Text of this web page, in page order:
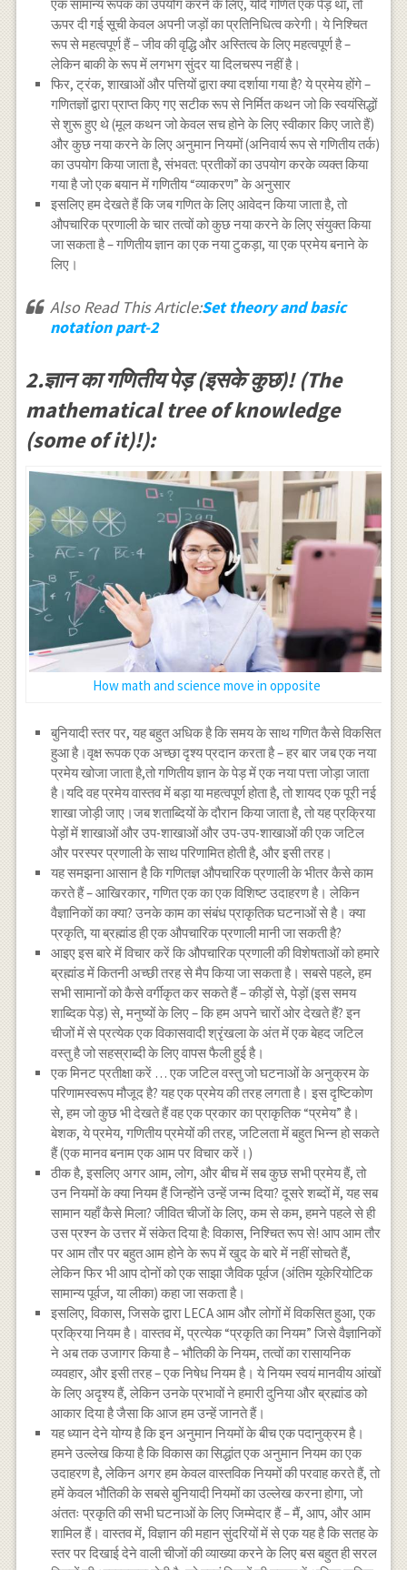
एक सामान्य रूपक का उपयोग करने के लिए, यदि गणित एक पेड़ था, तो
ऊपर दी गई सूची केवल अपनी जड़ों का प्रतिनिधित्व करेगी। ये निश्चित
रूप से महत्वपूर्ण हैं – जीव की वृद्धि और अस्तित्व के लिए महत्वपूर्ण है –
लेकिन बाकी के रूप में लगभग सुंदर या दिलचस्प नहीं है।
फिर, ट्रंक, शाखाओं और पत्तियों द्वारा क्या दर्शाया गया है? ये प्रमेय होंगे –
गणितज्ञों द्वारा प्राप्त किए गए सटीक रूप से निर्मित कथन जो कि स्वयंसिद्धों
से शुरू हुए थे (मूल कथन जो केवल सच होने के लिए स्वीकार किए जाते हैं)
और कुछ नया करने के लिए अनुमान नियमों (अनिवार्य रूप से गणितीय तर्क)
का उपयोग किया जाता है, संभवत: प्रतीकों का उपयोग करके व्यक्त किया
गया है जो एक बयान में गणितीय “व्याकरण” के अनुसार
इसलिए हम देखते हैं कि जब गणित के लिए आवेदन किया जाता है, तो
औपचारिक प्रणाली के चार तत्वों को कुछ नया करने के लिए संयुक्त किया
जा सकता है – गणितीय ज्ञान का एक नया टुकड़ा, या एक प्रमेय बनाने के
लिए।
Also Read This Article:Set theory and basic
notation part-2
2.ज्ञान का गणितीय पेड़ (इसके कुछ)! (The
mathematical tree of knowledge
(some of it)!):
How math and science move in opposite
बुनियादी स्तर पर, यह बहुत अधिक है कि समय के साथ गणित कैसे विकसित
हुआ है।वृक्ष रूपक एक अच्छा दृश्य प्रदान करता है – हर बार जब एक नया
प्रमेय खोजा जाता है,तो गणितीय ज्ञान के पेड़ में एक नया पत्ता जोड़ा जाता
है।यदि वह प्रमेय वास्तव में बड़ा या महत्वपूर्ण होता है, तो शायद एक पूरी नई
शाखा जोड़ी जाए।जब शताब्दियों के दौरान किया जाता है, तो यह प्रक्रिया
पेड़ों में शाखाओं और उप-शाखाओं और उप-उप-शाखाओं की एक जटिल
और परस्पर प्रणाली के साथ परिणामित होती है, और इसी तरह।
यह समझना आसान है कि गणितज्ञ औपचारिक प्रणाली के भीतर कैसे काम
करते हैं – आखिरकार, गणित एक का एक विशिष्ट उदाहरण है। लेकिन
वैज्ञानिकों का क्या? उनके काम का संबंध प्राकृतिक घटनाओं से है। क्या
प्रकृति, या ब्रह्मांड ही एक औपचारिक प्रणाली मानी जा सकती है?
आइए इस बारे में विचार करें कि औपचारिक प्रणाली की विशेषताओं को हमारे
ब्रह्मांड में कितनी अच्छी तरह से मैप किया जा सकता है। सबसे पहले, हम
सभी सामानों को कैसे वर्गीकृत कर सकते हैं – कीड़ों से, पेड़ों (इस समय
शाब्दिक पेड़) से, मनुष्यों के लिए – कि हम अपने चारों ओर देखते हैं? इन
चीजों में से प्रत्येक एक विकासवादी श्रृंखला के अंत में एक बेहद जटिल
वस्तु है जो सहस्राब्दी के लिए वापस फैली हुई है।
एक मिनट प्रतीक्षा करें … एक जटिल वस्तु जो घटनाओं के अनुक्रम के
परिणामस्वरूप मौजूद है? यह एक प्रमेय की तरह लगता है। इस दृष्टिकोण
से, हम जो कुछ भी देखते हैं वह एक प्रकार का प्राकृतिक “प्रमेय” है।
बेशक, ये प्रमेय, गणितीय प्रमेयों की तरह, जटिलता में बहुत भिन्न हो सकते
हैं (एक मानव बनाम एक आम पर विचार करें।)
ठीक है, इसलिए अगर आम, लोग, और बीच में सब कुछ सभी प्रमेय हैं, तो
उन नियमों के क्या नियम हैं जिन्होंने उन्हें जन्म दिया? दूसरे शब्दों में, यह सब
सामान यहाँ कैसे मिला? जीवित चीजों के लिए, कम से कम, हमने पहले से ही
उस प्रश्न के उत्तर में संकेत दिया है: विकास, निश्चित रूप से! आप आम तौर
पर आम तौर पर बहुत आम होने के रूप में खुद के बारे में नहीं सोचते हैं,
लेकिन फिर भी आप दोनों को एक साझा जैविक पूर्वज (अंतिम यूकेरियोटिक
सामान्य पूर्वज, या लीका) कहा जा सकता है।
इसलिए, विकास, जिसके द्वारा LECA आम और लोगों में विकसित हुआ, एक
प्रक्रिया नियम है। वास्तव में, प्रत्येक “प्रकृति का नियम” जिसे वैज्ञानिकों
ने अब तक उजागर किया है – भौतिकी के नियम, तत्वों का रासायनिक
व्यवहार, और इसी तरह – एक निषेध नियम है। ये नियम स्वयं मानवीय आंखों
के लिए अदृश्य हैं, लेकिन उनके प्रभावों ने हमारी दुनिया और ब्रह्मांड को
आकार दिया है जैसा कि आज हम उन्हें जानते हैं।
यह ध्यान देने योग्य है कि इन अनुमान नियमों के बीच एक पदानुक्रम है।
हमने उल्लेख किया है कि विकास का सिद्धांत एक अनुमान नियम का एक
उदाहरण है, लेकिन अगर हम केवल वास्तविक नियमों की परवाह करते हैं, तो
हमें केवल भौतिकी के सबसे बुनियादी नियमों का उल्लेख करना होगा, जो
अंततः प्रकृति की सभी घटनाओं के लिए जिम्मेदार हैं – मैं, आप, और आम
शामिल हैं। वास्तव में, विज्ञान की महान सुंदरियों में से एक यह है कि सतह के
स्तर पर दिखाई देने वाली चीजों की व्याख्या करने के लिए बस बहुत ही सरल